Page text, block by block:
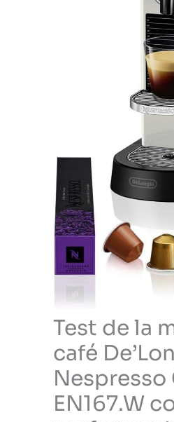
Test de la
café
Nespresso
EN167.W